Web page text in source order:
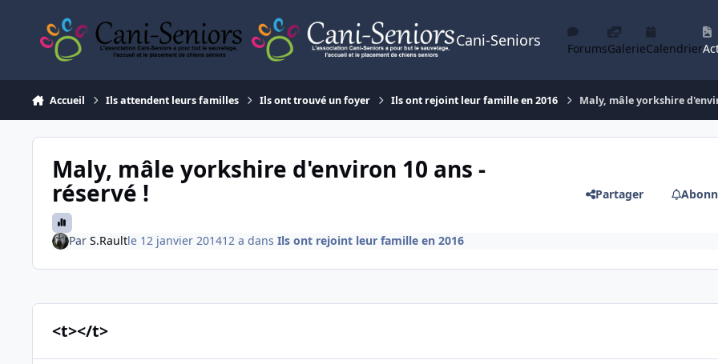
Cani-Seniors ForumsGalerieCalendrier
Accueil Ils attendent leurs familles Ils ont trouvé un foyer Ils ont rejoint leur famille en 2016 Maly, mâle yorkshire
Maly, mâle yorkshire d'environ 10 ans -
réservé ! Partager
Par S.Raultle 12 janvier 201412 a dans Ils ont rejoint leur famille en 2016
<t></t>